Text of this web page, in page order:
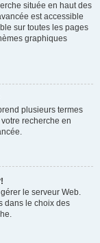
située en haut des
est accessible
sur toutes les pages
graphiques
plusieurs termes
recherche en
le serveur Web.
dans le choix des